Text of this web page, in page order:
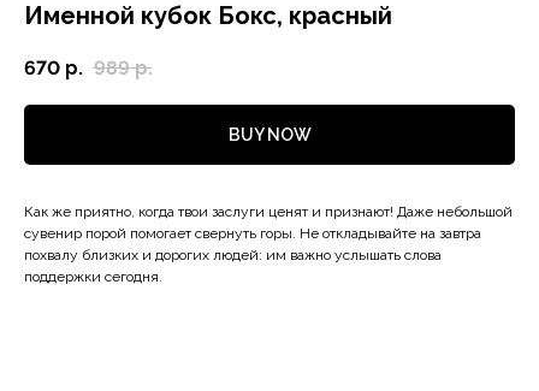
Именной кубок Бокс, красный
670 р. 989 р.
BUY NOW
Как же приятно, когда твои заслуги ценят и признают! Даже небольшой
сувенир порой помогает свернуть горы. Не откладывайте на завтра
похвалу близких и дорогих людей: им важно услышать слова
поддержки сегодня.